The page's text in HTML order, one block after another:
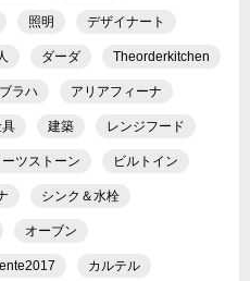
照明 デザイナート
ダーダ Theorderkitchen
ラハ アリアフィーナ
建築 レンジフード
ーツストーン ビルトイン
シンク＆水栓
オーブン
カルテル